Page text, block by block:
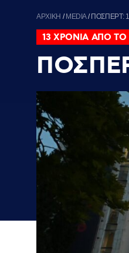
ΑΡΧΙΚΗ / MEDIA/ ΠΟΣΠΕΡΤ:
13 ΧΡΟΝΙΑ ΑΠΟ ΤΟ